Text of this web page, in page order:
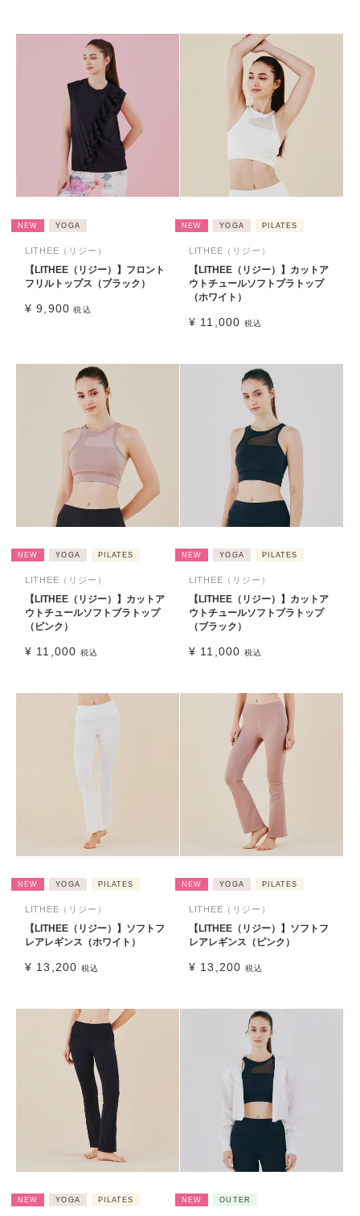
NEW YOGA
LITHEE（リジー）
【LITHEE（リジー）】フロント
フリルトップス（ブラック）
¥ 9,900 税込
NEW YOGA PILATES
LITHEE（リジー）
【LITHEE（リジー）】カットア
ウトチュールソフトブラトップ
（ホワイト）
¥ 11,000 税込
NEW YOGA PILATES
LITHEE（リジー）
【LITHEE（リジー）】カットア
ウトチュールソフトブラトップ
（ピンク）
¥ 11,000 税込
NEW YOGA PILATES
LITHEE（リジー）
【LITHEE（リジー）】カットア
ウトチュールソフトブラトップ
（ブラック）
¥ 11,000 税込
NEW YOGA PILATES
LITHEE（リジー）
【LITHEE（リジー）】ソフトフ
レアレギンス（ホワイト）
¥ 13,200 税込
NEW YOGA PILATES
LITHEE（リジー）
【LITHEE（リジー）】ソフトフ
レアレギンス（ピンク）
¥ 13,200 税込
NEW YOGA PILATES NEW OUTER